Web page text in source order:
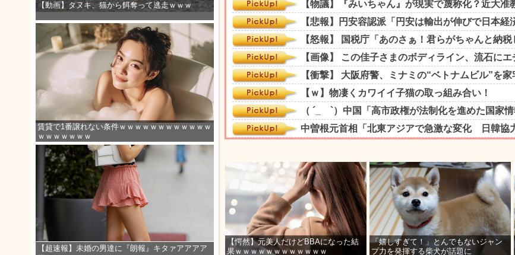
【動画】タヌキ、猫から餌奪って逃走ｗｗｗ
賃貸で1番譲れない条件ｗｗｗｗｗｗｗｗｗｗｗｗ
ｗｗｗｗｗｗｗ
【超速報】未婚の男達に『朗報』キタァアアアア
【愕然】元美人だけどBBAになった結
果ｗｗｗｗｗｗｗｗｗｗｗｗ
「嬉しすぎて！」とんでもないジャン
プ力を発揮する柴犬が話題に